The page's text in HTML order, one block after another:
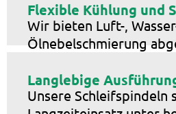
Flexible Kühlung und
Wir bieten Luft-,
Ölnebelschmierung
Anforderungen. Das
Betriebstemperaturen,
Langlebige
Unsere Schleifspindeln